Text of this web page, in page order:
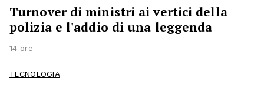
Turnover di ministri ai vertici della
polizia e l'addio di una leggenda
14 ore
TECNOLOGIA